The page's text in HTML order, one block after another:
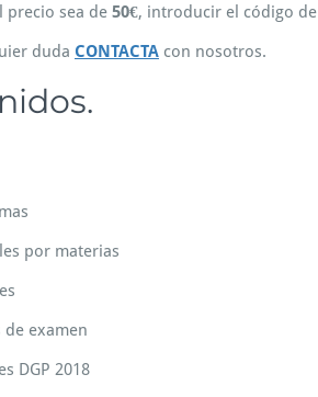
precio sea de 50€, introducir el código de
duda CONTACTA con nosotros.
por materias‬
de examen‬
DGP 2018